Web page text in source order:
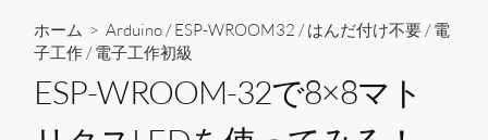
ホーム > Arduino/ESP-WROOM32 /はんだ付け不要/電
子工作/電子工作初級
ESP-WROOM-32で8×8マト